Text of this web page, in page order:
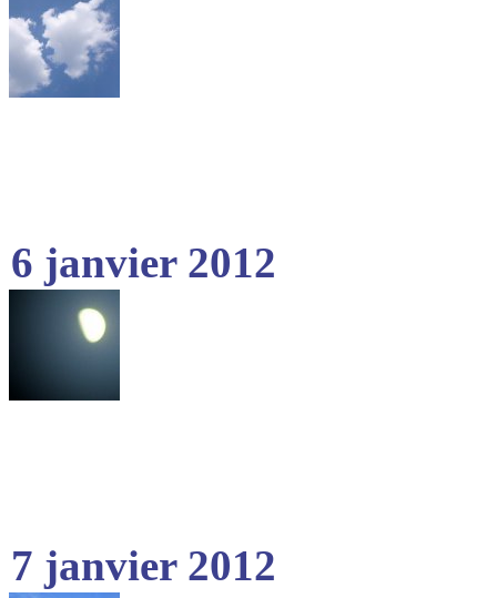
6 janvier 2012
7 janvier 2012